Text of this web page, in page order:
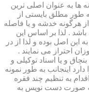
ها به عنوان اصلی ترین
طور مطلق بایستی از
هرگونه خدشه و یا فاصله
. لذا بر اساس این
این اصل بوده و لذا از در
احتراز می نمایند .
و یا اسناد توکیلی و
دارد اینجانب به طور نمونه
به تنظیم چند فقره
به صورت دست نویس به